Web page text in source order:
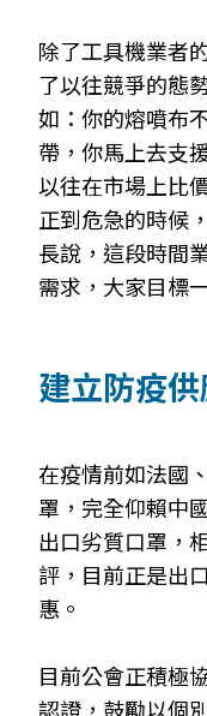
除了工具機業者
了以往競爭的態
如：你的熔噴布
帶，你馬上去支
以往在市場上比
正到危急的時候
長說，這段時間
需求，大家目標
建立防疫
在疫情前如法國
罩，完全仰賴中
出口劣質口罩，
評，目前正是出
惠。
目前公會正積極
認證，鼓勵以個